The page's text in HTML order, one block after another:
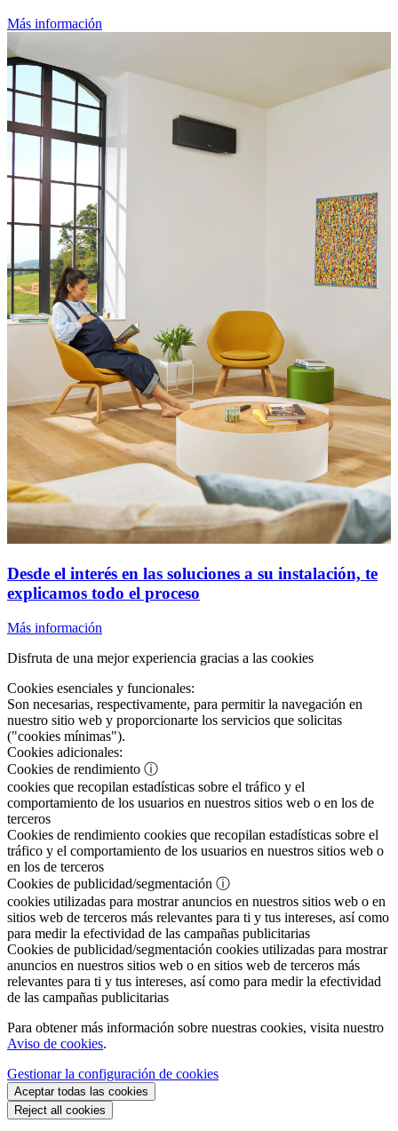
Más información
Desde el interés en las soluciones a su instalación, te
explicamos todo el proceso
Más información
Disfruta de una mejor experiencia gracias a las cookies
Cookies esenciales y funcionales:
Son necesarias, respectivamente, para permitir la navegación en
nuestro sitio web y proporcionarte los servicios que solicitas
("cookies mínimas").
Cookies adicionales:
Cookies de rendimiento ⓘ
cookies que recopilan estadísticas sobre el tráfico y el
comportamiento de los usuarios en nuestros sitios web o en los de
terceros
Cookies de rendimiento cookies que recopilan estadísticas sobre el
tráfico y el comportamiento de los usuarios en nuestros sitios web o
en los de terceros
Cookies de publicidad/segmentación ⓘ
cookies utilizadas para mostrar anuncios en nuestros sitios web o en
sitios web de terceros más relevantes para ti y tus intereses, así como
para medir la efectividad de las campañas publicitarias
Cookies de publicidad/segmentación cookies utilizadas para mostrar
anuncios en nuestros sitios web o en sitios web de terceros más
relevantes para ti y tus intereses, así como para medir la efectividad
de las campañas publicitarias
Para obtener más información sobre nuestras cookies, visita nuestro
Aviso de cookies.
Gestionar la configuración de cookies
Aceptar todas las cookies
Reject all cookies